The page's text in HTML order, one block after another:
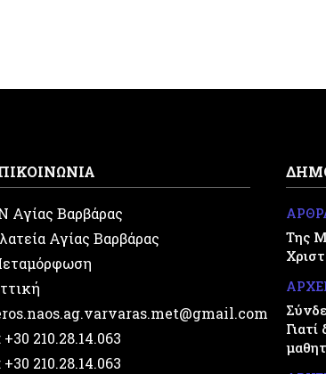
Αγίας Βαρβάρας
Αγίας Βαρβάρας
+30 210.28.14.063
+30 210.28.14.063
Της